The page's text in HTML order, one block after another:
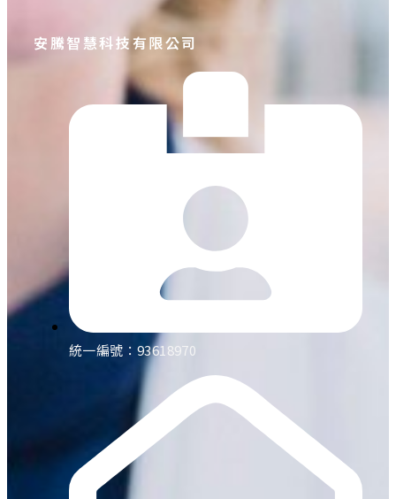
安騰智慧科技有限公司
統一編號：93618970